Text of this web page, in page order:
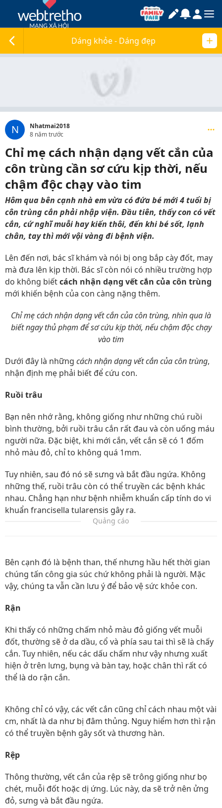
Dáng khỏe - Dáng đẹp
N
Nhatmai2018
8 năm trước
Chỉ mẹ cách nhận dạng vết cắn của
côn trùng cần sơ cứu kịp thời, nếu
chậm độc chạy vào tim
Hôm qua bên cạnh nhà em vừa có đứa bé mới 4 tuổi bị
côn trùng cắn phải nhập viện. Đầu tiên, thấy con có vết
cắn, cứ nghĩ muỗi hay kiến thôi, đến khi bé sốt, lạnh
chân, tay thì mới vội vàng đi bệnh viện.
Lên đến nơi, bác sĩ khám và nói bị ong bắp cày đốt, may
mà đưa lên kịp thời. Bác sĩ còn nói có nhiều trường hợp
do không biếtcách nhận dạng vết cắn của côn trùng
mới khiến bệnh của con càng nặng thêm.
Chỉ mẹ cách nhận dạng vết cắn của côn trùng, nhìn qua là
biết ngay thủ phạm để sơ cứu kịp thời, nếu chậm độc chạy
vào tim
Dưới đây là những cách nhận dạng vết cắn của côn trùng,
nhận định mẹ phải biết để cứu con.
Ruồi trâu
Bạn nên nhớ rằng, không giống như những chú ruồi
bình thường, bởi ruồi trâu cắn rất đau và còn uống máu
người nữa. Đặc biệt, khi mới cắn, vết cắn sẽ có 1 đốm
nhỏ màu đỏ, chỉ to không quá 1mm.
Tuy nhiên, sau đó nó sẽ sưng và bắt đầu ngứa. Không
những thế, ruồi trâu còn có thể truyền các bệnh khác
nhau. Chẳng hạn như bệnh nhiễm khuẩn cấp tính do vi
khuẩn francisella tularensis gây ra.
Quảng cáo
Bên cạnh đó là bệnh than, thế nhưng hầu hết thời gian
chúng tấn công gia súc chứ không phải là người. Mặc
vậy, chúng ta vẫn cần lưu ý để bảo vệ sức khỏe con.
Rận
Khi thấy có những chấm nhỏ màu đỏ giống vết muỗi
đốt, thường sẽ ở da dầu, cổ và phía sau tai thì sẽ là chấy
cắn. Tuy nhiên, nếu các dấu chấm như vậy nhưng xuất
hiện ở trên lưng, bụng và bàn tay, hoặc chân thì rất có
thể là do rận cắn.
Không chỉ có vậy, các vết cắn cũng chỉ cách nhau một vài
cm, nhất là da như bị đâm thủng. Nguy hiểm hơn thì rận
có thể truyền bệnh gây sốt và thương hàn.
Rệp
Thông thường, vết cắn của rệp sẽ trông giống như bọ
chét, muỗi đốt hoặc dị ứng. Lúc này, da sẽ trở nên ửng
đỏ, sưng và bắt đầu ngứa.